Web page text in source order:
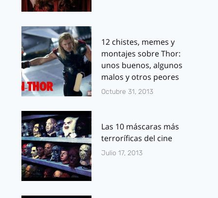
12 chistes, memes y
montajes sobre Thor:
unos buenos, algunos
malos y otros peores
Octubre 31, 2013
Las 10 máscaras más
terroríficas del cine
Julio 17, 2013